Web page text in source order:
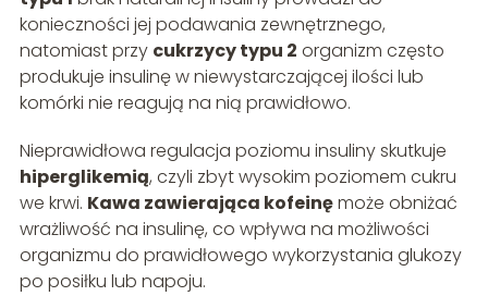
konieczności jej podawania zewnętrznego,
natomiast przy cukrzycy typu 2 organizm często
produkuje insulinę w niewystarczającej ilości lub
komórki nie reagują na nią prawidłowo.
Nieprawidłowa regulacja poziomu insuliny skutkuje
hiperglikemią, czyli zbyt wysokim poziomem cukru
we krwi. Kawa zawierająca kofeinęmoże obniżać
wrażliwość na insulinę, co wpływa na możliwości
organizmu do prawidłowego wykorzystania glukozy
po posiłku lub napoju.